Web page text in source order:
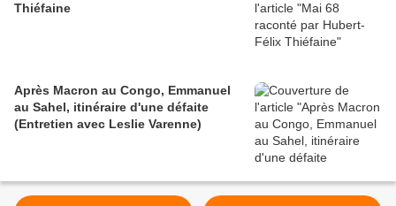
Thiéfaine
Après Macron au Congo, Emmanuel
au Sahel, itinéraire d'une défaite
(Entretien avec Leslie Varenne)